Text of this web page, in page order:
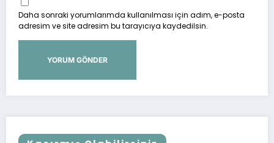
Daha sonraki yorumlarımda kullanılması için adım, e-posta
adresim ve site adresim bu tarayıcıya kaydedilsin.